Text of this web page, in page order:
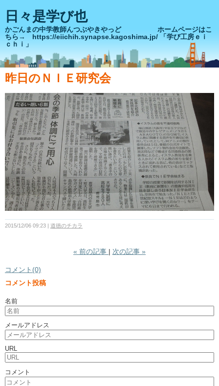
日々是学び也
かごんまの中学教師んつぶやきやっど ホームページはこ
ちら→ https://eiichih.synapse.kagoshima.jp/ 「学び工房ｅｉ
ｃｈｉ」
昨日のＮＩＥ研究会
2015/12/06 09:23 道徳のチカラ
« 前の記事 次の記事 »
コメント(0)
コメント投稿
名前
メールアドレス
URL
コメント